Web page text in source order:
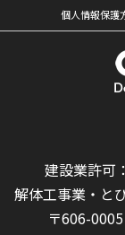
個人情報保護
建設業許可
解体工事業・と
〒606-